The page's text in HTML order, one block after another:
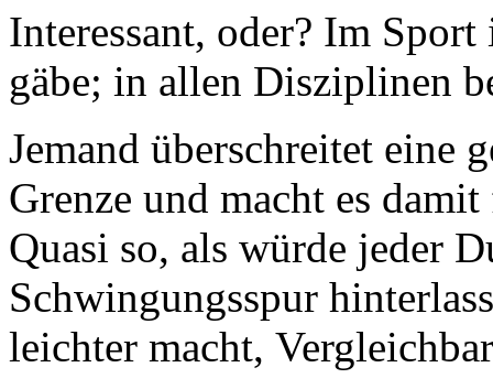
Interessant, oder? Im
gäbe; in allen Disziplinen
Jemand überschreitet eine
Grenze und macht es
Quasi so, als würde jeder
Schwingungsspur
leichter macht,